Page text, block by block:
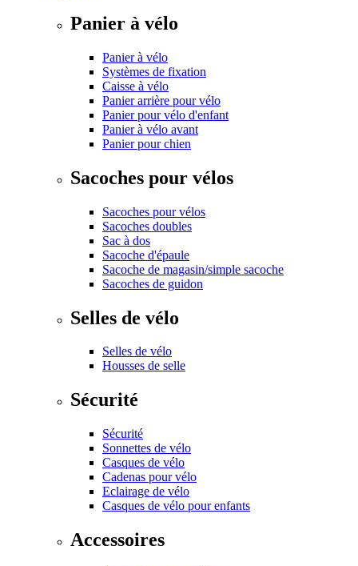
Panier à vélo
Panier à vélo
Systèmes de fixation
Caisse à vélo
Panier arrière pour vélo
Panier pour vélo d'enfant
Panier à vélo avant
Panier pour chien
Sacoches pour vélos
Sacoches pour vélos
Sacoches doubles
Sac à dos
Sacoche d'épaule
Sacoche de magasin/simple sacoche
Sacoches de guidon
Selles de vélo
Selles de vélo
Housses de selle
Sécurité
Sécurité
Sonnettes de vélo
Casques de vélo
Cadenas pour vélo
Eclairage de vélo
Casques de vélo pour enfants
Accessoires